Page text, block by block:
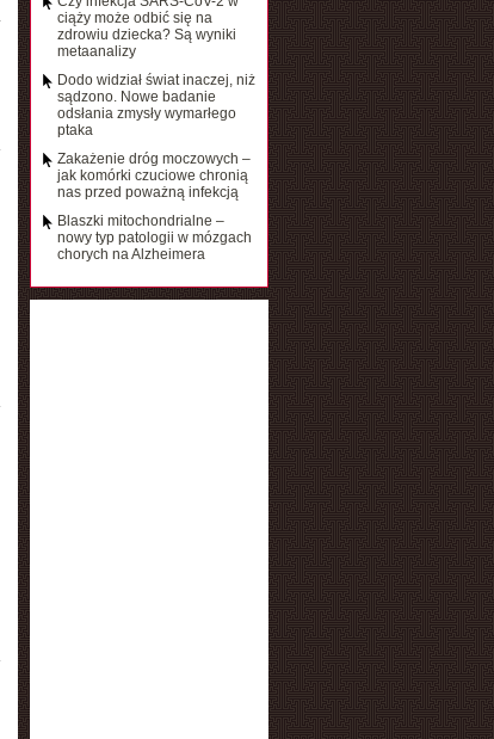
ciąży może odbić się na
zdrowiu dziecka? Są wyniki
metaanalizy
Dodo widział świat inaczej, niż
sądzono. Nowe badanie
odsłania zmysły wymarłego
ptaka
Zakażenie dróg moczowych –
jak komórki czuciowe chronią
nas przed poważną infekcją
Blaszki mitochondrialne –
nowy typ patologii w mózgach
chorych na Alzheimera